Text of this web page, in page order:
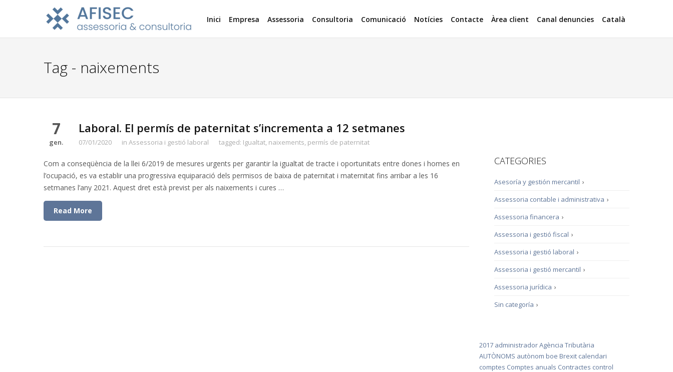
Inici Empresa Assessoria Consultoria Comunicació Notícies Contacte Àrea client Canal denuncies Català
Tag - naixements
7
gen.
Laboral. El permís de paternitat s’incrementa a 12 setmanes
07/01/2020 in Assessoria i gestió laboral tagged: Igualtat, naixements, permís de paternitat
Com a conseqüència de la llei 6/2019 de mesures urgents per garantir la igualtat de tracte i oportunitats entre dones i homes en
l’ocupació, es va establir una progressiva equiparació dels permisos de baixa de paternitat i maternitat fins arribar a les 16
setmanes l’any 2021. Aquest dret està previst per als naixements i cures …
Read More
CATEGORIES
›
Asesoría y gestión mercantil
›
Assessoria contable i administrativa
›
Assessoria financera
›
Assessoria i gestió fiscal
›
Assessoria i gestió laboral
›
Assessoria i gestió mercantil
›
Assessoria jurídica
›
Sin categoría
2017 administradorAgència Tributària
AUTÒNOMS autònom boe Brexit calendari
comptes Comptes anuals Contractes control